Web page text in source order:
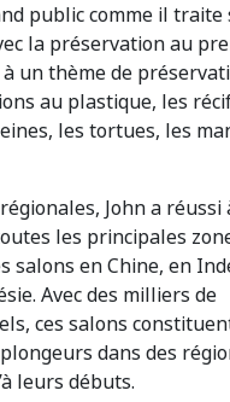
public comme il traite
la préservation au
un thème de
au plastique, les
les tortues, les
John a réussi
les principales
salons en Chine, en
Avec des milliers de
ces salons
dans des
leurs débuts.